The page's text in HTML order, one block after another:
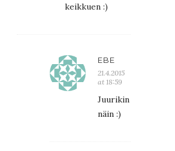
keikkuen :)
EBE
21.4.2015
at 18:59
Juurikin
näin :)